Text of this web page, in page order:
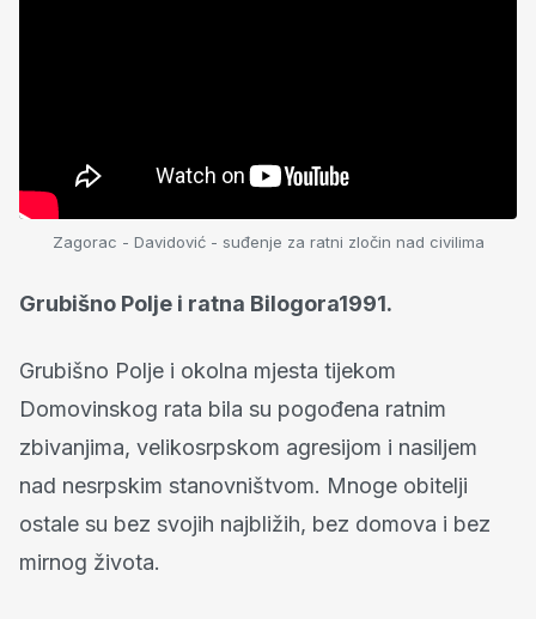
Zagorac - Davidović - suđenje za ratni zločin nad civilima
Grubišno Polje i ratna Bilogora1991.
Grubišno Polje i okolna mjesta tijekom
Domovinskog rata bila su pogođena ratnim
zbivanjima, velikosrpskom agresijom i nasiljem
nad nesrpskim stanovništvom. Mnoge obitelji
ostale su bez svojih najbližih, bez domova i bez
mirnog života.